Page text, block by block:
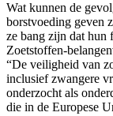
Wat kunnen de
borstvoeding geven
ze bang zijn dat hun
Zoetstoffen-
“De veiligheid van
inclusief zwangere
onderzocht als
die in de Europese